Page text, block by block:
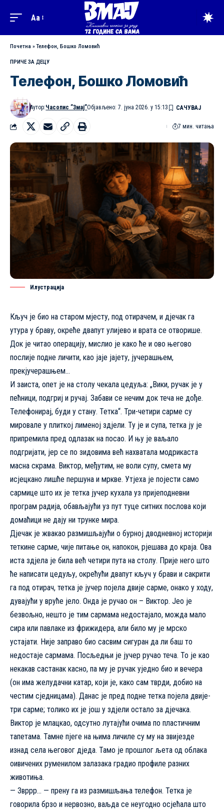
Aa
Почетна »Телефон, Бошко Ломовић
ПРИЧЕ ЗА ДЕЦУ
Телефон, Бошко Ломовић
Аутор:Часопис ”Змај”Објављено: 7. јуна 2026. у 15:13
7 мин. читања
Илустрација
Кључ је био на старом мјесту, под отирачем, и дјечак га
утура у браву, окреће двапут улијево и врата се отворише.
Док је читао операцију, мислио је како ће и ово његово
послије подне личити, као јаје јајету, јучерашњем,
прекјучерашњем…
И заиста, опет је на столу чекала цедуља: „Вики, ручак је у
пећници, подгриј и ручај. Забави се нечим док теча не дође.
Телефонирај, буди у стану. Тетка“. Три-четири сарме су
мировале у плиткој лименој здјели. Ту је и супа, тетка ју је
припремила пред одлазак на посао. И њу је ваљало
подгријати, јер се по зидовима већ нахватала модрикаста
масна скрама. Виктор, међутим, не воли супу, смета му
исјецкано лишће першуна и мркве. Утјеха је појести само
сармице што их је тетка јучер кухала уз пријеподневни
програм радија, обављајући уз пут туце ситних послова који
домаћици не дају ни трунке мира.
Дјечак је жвакао размишљајући о бурној дводневној историји
теткине сарме, чије питање он, напокон, рјешава до краја. Ова
иста здјела је била већ четири пута на столу. Прије него што
ће написати цедуљу, окрећући двапут кључ у брави и сакрити
га под отирач, тетка је јучер појела двије сарме, онако у ходу,
дувајући у вруће јело. Онда је ручао он – Виктор. Јео је
безвољно, нешто је тим сармама недостајало, можда мало
сира или павлаке из фрижидера, али било му је мрско
устајати. Није заправо био сасвим сигуран да ли баш то
недостаје сармама. Посљедњи је јучер ручао теча. То је као
некакав састанак касно, па му је ручак уједно био и вечера
(он има желудачни катар, који је, како сам тврди, добио на
честим сједницама). Данас је пред подне тетка појела двије-
три сарме; толико их је још у здјели остало за дјечака.
Виктор је млацкао, одсутно лутајући очима по пластичним
тапетама. Тамне пјеге на њима личиле су му на звијезде
изнад села његовог дједа. Тамо је прошлог љета од облака
оивичених руменилом залазака градио профиле разних
животиња.
— Звррр… — прену га из размишљања телефон. Тетка је
говорила брзо и нервозно, ваљда се неугодно осјећала што